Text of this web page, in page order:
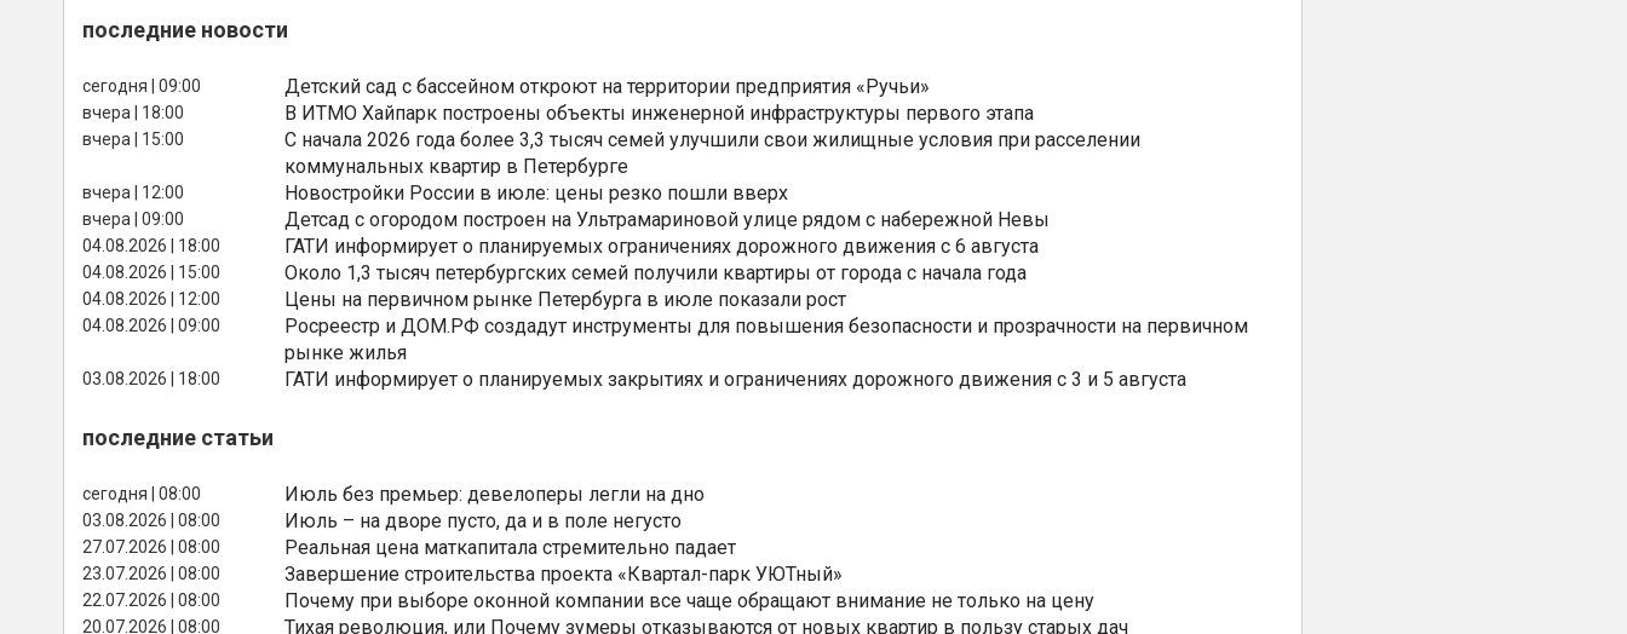
последние новости
сегодня | 09:00 Детский сад с бассейном откроют на территории предприятия «Ручьи»
вчера | 18:00 В ИТМО Хайпарк построены объекты инженерной инфраструктуры первого этапа
вчера | 15:00
С начала 2026 года более 3,3 тысяч семей улучшили свои жилищные условия при расселении
коммунальных квартир в Петербурге
вчера | 12:00 Новостройки России в июле: цены резко пошли вверх
вчера | 09:00 Детсад с огородом построен на Ультрамариновой улице рядом с набережной Невы
04.08.2026 | 18:00 ГАТИ информирует о планируемых ограничениях дорожного движения с 6 августа
04.08.2026 | 15:00 Около 1,3 тысяч петербургских семей получили квартиры от города с начала года
04.08.2026 | 12:00 Цены на первичном рынке Петербурга в июле показали рост
04.08.2026 | 09:00
Росреестр и ДОМ.РФ создадут инструменты для повышения безопасности и прозрачности на первичном
рынке жилья
03.08.2026 | 18:00 ГАТИ информирует о планируемых закрытиях и ограничениях дорожного движения с 3 и 5 августа
последние статьи
сегодня | 08:00 Июль без премьер: девелоперы легли на дно
03.08.2026 | 08:00 Июль – на дворе пусто, да и в поле негусто
27.07.2026 | 08:00 Реальная цена маткапитала стремительно падает
23.07.2026 | 08:00 Завершение строительства проекта «Квартал-парк УЮТный»
22.07.2026 | 08:00 Почему при выборе оконной компании все чаще обращают внимание не только на цену
20.07.2026 | 08:00 Тихая революция, или Почему зумеры отказываются от новых квартир в пользу старых дач